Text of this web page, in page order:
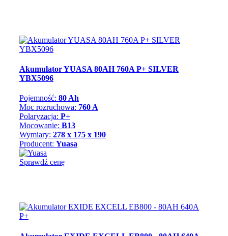
Akumulator YUASA 80AH 760A P+ SILVER
YBX5096
Pojemność: 80 Ah
Moc rozruchowa: 760 A
Polaryzacja: P+
Mocowanie: B13
Wymiary: 278 x 175 x 190
Producent: Yuasa
Sprawdź cenę